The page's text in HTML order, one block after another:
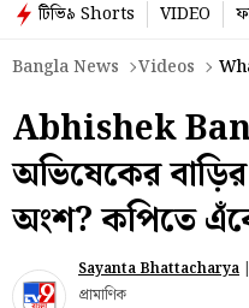
টিভি৯ Shorts VIDEO
Bangla News
Videos
Abhishek
অভিষেকের
অংশ? কপিতে
Sayanta Bhattacharya |
প্রামাণিক